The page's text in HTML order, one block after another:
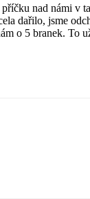
nad námi
dařilo, jsme
o 5 branek. To